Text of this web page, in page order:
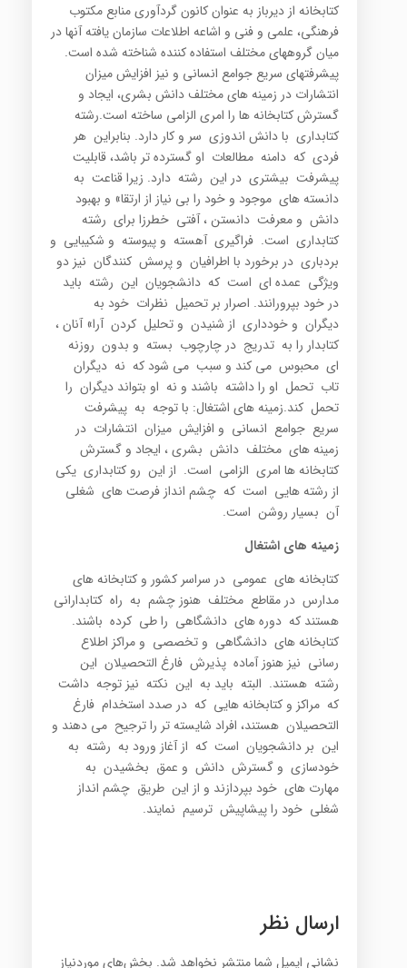
کتابخانه از ديرباز به عنوان کانون گردآوري منابع مکتوب
فرهنگي، علمي و فني و اشاعه اطلاعات سازمان يافته آنها در
ميان گروههاي مختلف استفاده کننده شناخته شده است.
پيشرفتهاي سريع جوامع انساني و نيز افزايش ميزان
انتشارات در زمينه هاي مختلف دانش بشري، ايجاد و
گسترش کتابخانه ها را امري الزامي ساخته است.رشته
کتابداري با دانش اندوزي سر و کار دارد. بنابراين هر
فردي که دامنه مطالعات او گسترده تر باشد، قابليت
پيشرفت بيشتري در اين رشته دارد. زيرا قناعت به
دانسته هاي موجود و خود را بي نياز از ارتقا» و بهبود
دانش و معرفت دانستن ، آفتي خطرزا براي رشته
کتابداري است. فراگيري آهسته و پيوسته و شکيبايي و
بردباري در برخورد با اطرافيان و پرسش کنندگان نيز دو
ويژگي عمده اي است که دانشجويان اين رشته بايد
در خود بپرورانند. اصرار بر تحميل نظرات خود به
ديگران و خودداري از شنيدن و تحليل کردن آرا» آنان ،
کتابدار را به تدريج در چارچوب بسته و بدون روزنه
اي محبوس مي کند و سبب مي شود که نه ديگران
تاب تحمل او را داشته باشند و نه او بتواند ديگران را
تحمل کند.زمینه های اشتغال: با توجه به پيشرفت
سريع جوامع انساني و افزايش ميزان انتشارات در
زمينه هاي مختلف دانش بشري ، ايجاد و گسترش
کتابخانه ها امري الزامي است. از اين رو کتابداري يکي
از رشته هايي است که چشم انداز فرصت هاي شغلي
آن بسيار روشن است.
زمینه های اشتغال
کتابخانه هاي عمومي در سراسر کشور و کتابخانه هاي
مدارس در مقاطع مختلف هنوز چشم به راه کتابداراني
هستند که دوره هاي دانشگاهي را طي کرده باشند.
کتابخانه هاي دانشگاهي و تخصصي و مراکز اطلاع
رساني نيز هنوز آماده پذيرش فارغ التحصيلان اين
رشته هستند. البته بايد به اين نکته نيز توجه داشت
که مراکز و کتابخانه هايي که در صدد استخدام فارغ
التحصيلان هستند، افراد شايسته تر را ترجيح مي دهند و
اين بر دانشجويان است که از آغاز ورود به رشته به
خودسازي و گسترش دانش و عمق بخشيدن به
مهارت هاي خود بپردازند و از اين طريق چشم انداز
شغلي خود را پيشاپيش ترسيم نمايند.
ارسال نظر
نشانی ایمیل شما منتشر نخواهد شد. بخش‌های موردنیاز